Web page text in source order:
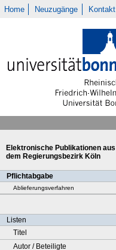
Home Neuzugänge Kontakt
Elektronische Publikationen aus
dem Regierungsbezirk Köln
Pflichtabgabe
Ablieferungsverfahren
Listen
Titel
Autor / Beteiligte